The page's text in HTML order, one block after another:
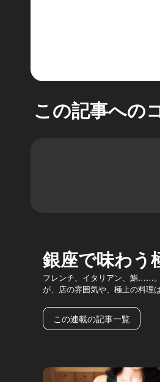
この記事への
銀座で味わう
フレンチ、イタリアン、鮨……
が、店の雰囲気や、極上の料理
この連載の記事一覧